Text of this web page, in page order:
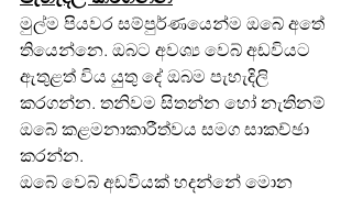
මුල්ම පියවර සම්පුර්ණයෙන්ම ඔබේ අතේ
තියෙන්නෙ. ඔබට අවශ්‍ය වෙබ් අඩවියට
ඇතුළත් විය යුතු දේ ඔබම පැහැදිලි
කරගන්න. තනිවම සිතන්න හෝ නැතිනම්
ඔබේ කළමනාකාරීත්වය සමග සාකච්ඡා
කරන්න.
ඔබේ වෙබ් අඩවියක් හදන්නේ මොන